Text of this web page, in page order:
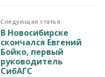
Следующая статья
В Новосибирске
скончался Евгений
Бойко, первый
руководитель
СибАГС